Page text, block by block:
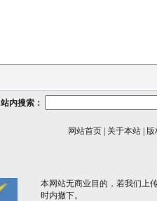
站内搜索：
网站首页 关于本站 版
本网站无商业目的，若我们上
时内撤下。